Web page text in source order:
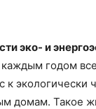
эко- и
годом
к экологически
домам. Такое